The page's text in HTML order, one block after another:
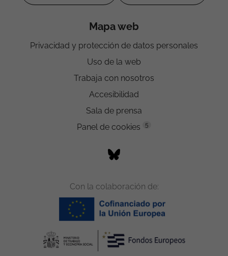
Mapa web
Privacidad y protección de datos personales
Uso de la web
Trabaja con nosotros
Accesibilidad
Sala de prensa
Panel de cookies
5
Con la colaboración de: